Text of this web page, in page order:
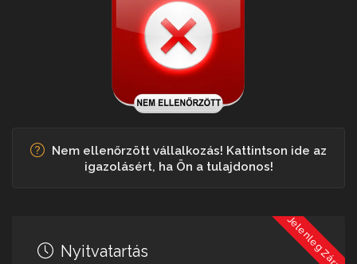
Nem ellenőrzött vállalkozás! Kattintson ide az
igazolásért, ha Ön a tulajdonos!
Jelenleg Zárva
Nyitvatartás